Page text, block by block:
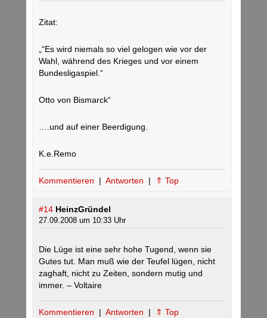
Zitat:
„“Es wird niemals so viel gelogen wie vor der
Wahl, während des Krieges und vor einem
Bundesligaspiel.“
Otto von Bismarck“
….und auf einer Beerdigung.
K.e.Remo
Kommentieren | Antworten | ⇑ Top
#14 HeinzGründel
27.09.2008 um 10:33 Uhr
Die Lüge ist eine sehr hohe Tugend, wenn sie
Gutes tut. Man muß wie der Teufel lügen, nicht
zaghaft, nicht zu Zeiten, sondern mutig und
immer. – Voltaire
Kommentieren | Antworten | ⇑ Top